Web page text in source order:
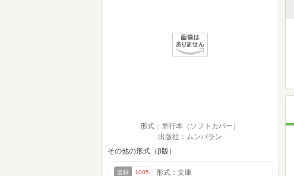
形式：単行本（ソフトカバー）
出版社：ムンパラン
その他の形式（β版）
登録 1005
形式：文庫